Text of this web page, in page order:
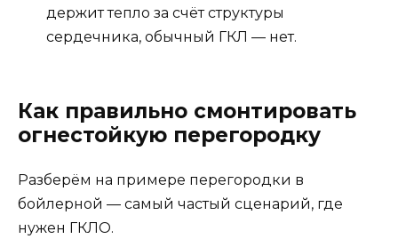
держит тепло за счёт структуры
сердечника, обычный ГКЛ — нет.
Как правильно смонтировать
огнестойкую перегородку
Разберём на примере перегородки в
бойлерной — самый частый сценарий, где
нужен ГКЛО.